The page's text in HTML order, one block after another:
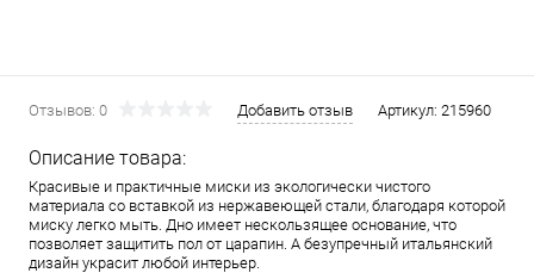
Отзывов: 0 Добавить отзыв Артикул: 215960
Описание товара:
Красивые и практичные миски из экологически чистого
материала со вставкой из нержавеющей стали, благодаря которой
миску легко мыть. Дно имеет нескользящее основание, что
позволяет защитить пол от царапин. А безупречный итальянский
дизайн украсит любой интерьер.